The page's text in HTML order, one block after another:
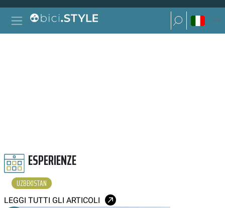
Vai al contenuto
Navigazione principale
Ricerca per:
Ricerca per:
ESPERIENZE
UZBEKISTAN
LEGGI TUTTI GLI ARTICOLI